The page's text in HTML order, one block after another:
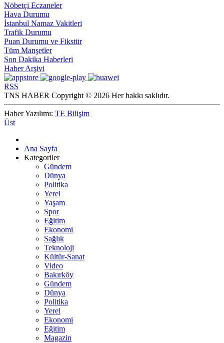
Nöbetçi Eczaneler
Hava Durumu
İstanbul Namaz Vakitleri
Trafik Durumu
Puan Durumu ve Fikstür
Tüm Manşetler
Son Dakika Haberleri
Haber Arşivi
RSS
TNS HABER Copyright © 2026 Her hakkı saklıdır.
Haber Yazılımı: TE Bilişim
Üst
Ana Sayfa
Kategoriler
Gündem
Dünya
Politika
Yerel
Yaşam
Spor
Eğitim
Ekonomi
Sağlık
Teknoloji
Kültür-Sanat
Video
Bakırköy
Gündem
Dünya
Politika
Yerel
Ekonomi
Eğitim
Magazin